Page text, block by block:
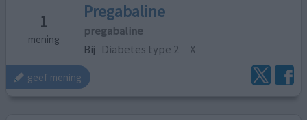
1
mening
Pregabaline
pregabaline
Bij Diabetes type 2 X
geef mening